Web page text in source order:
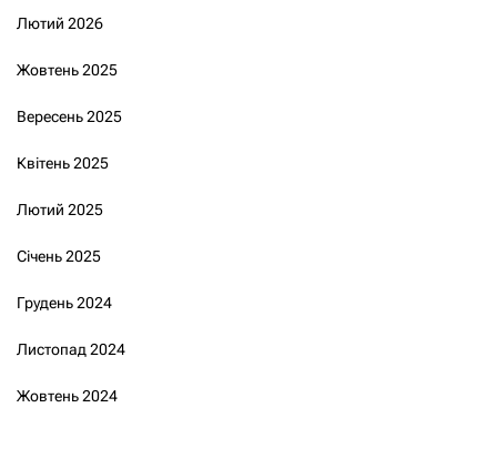
Лютий 2026
Жовтень 2025
Вересень 2025
Квітень 2025
Лютий 2025
Січень 2025
Грудень 2024
Листопад 2024
Жовтень 2024